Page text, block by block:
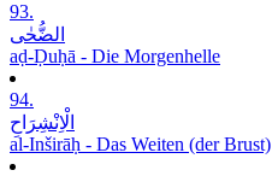
93.
الضُّحٰی
aḍ-Ḍuḥā - Die Morgenhelle
94.
الْاِنْشِرَاحِ
al-Inširāḥ - Das Weiten (der Brust)